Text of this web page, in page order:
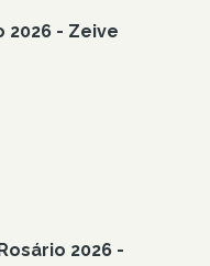
2026 - Zeive
2026 -